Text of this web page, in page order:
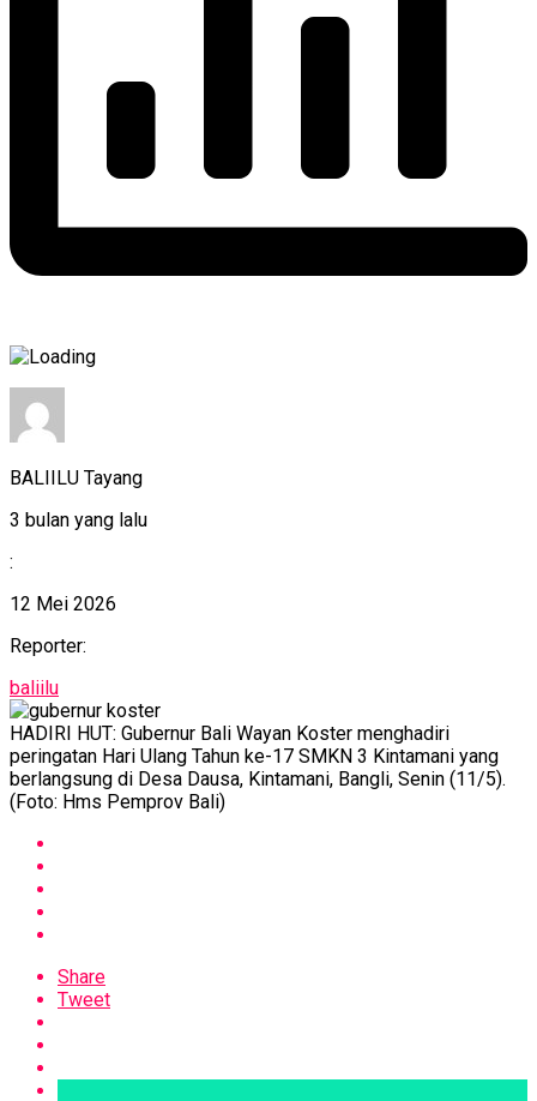
BALIILU Tayang
3 bulan yang lalu
:
12 Mei 2026
Reporter:
baliilu
HADIRI HUT: Gubernur Bali Wayan Koster menghadiri
peringatan Hari Ulang Tahun ke-17 SMKN 3 Kintamani yang
berlangsung di Desa Dausa, Kintamani, Bangli, Senin (11/5).
(Foto: Hms Pemprov Bali)
Share
Tweet